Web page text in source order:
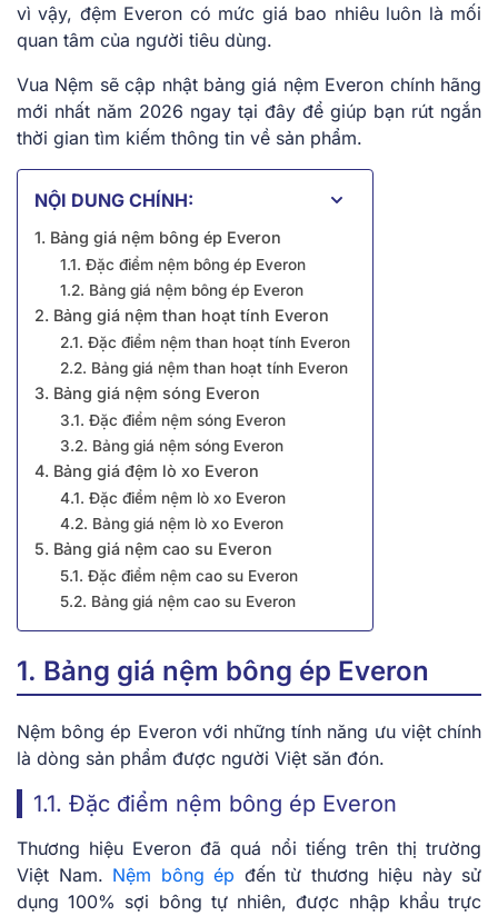
vì vậy, đệm Everon có mức giá bao nhiêu luôn là mối
quan tâm của người tiêu dùng.
Vua Nệm sẽ cập nhật bảng giá nệm Everon chính hãng
mới nhất năm 2026 ngay tại đây để giúp bạn rút ngắn
thời gian tìm kiếm thông tin về sản phẩm.
NỘI DUNG CHÍNH:
1. Bảng giá nệm bông ép Everon
1.1. Đặc điểm nệm bông ép Everon
1.2. Bảng giá nệm bông ép Everon
2. Bảng giá nệm than hoạt tính Everon
2.1. Đặc điểm nệm than hoạt tính Everon
2.2. Bảng giá nệm than hoạt tính Everon
3. Bảng giá nệm sóng Everon
3.1. Đặc điểm nệm sóng Everon
3.2. Bảng giá nệm sóng Everon
4. Bảng giá đệm lò xo Everon
4.1. Đặc điểm nệm lò xo Everon
4.2. Bảng giá nệm lò xo Everon
5. Bảng giá nệm cao su Everon
5.1. Đặc điểm nệm cao su Everon
5.2. Bảng giá nệm cao su Everon
1. Bảng giá nệm bông ép Everon
Nệm bông ép Everon với những tính năng ưu việt chính
là dòng sản phẩm được người Việt săn đón.
1.1. Đặc điểm nệm bông ép Everon
Thương hiệu Everon đã quá nổi tiếng trên thị trường
Việt Nam. Nệm bông ép đến từ thương hiệu này sử
dụng 100% sợi bông tự nhiên, được nhập khẩu trực